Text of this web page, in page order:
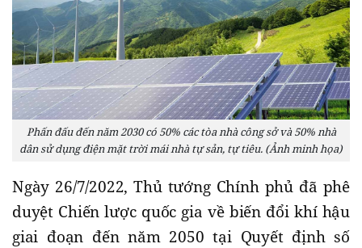
Phấn đấu đến năm 2030 có 50% các tòa nhà công sở và 50% nhà
dân sử dụng điện mặt trời mái nhà tự sản, tự tiêu. (Ảnh minh họa)
Ngày 26/7/2022, Thủ tướng Chính phủ đã phê
duyệt Chiến lược quốc gia về biến đổi khí hậu
giai đoạn đến năm 2050 tại Quyết định số